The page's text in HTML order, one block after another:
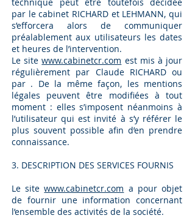
par le cabinet RICHARD et LEHMANN, qui
s’efforcera alors de communiquer
préalablement aux utilisateurs les dates
et heures de l’intervention.
Le sitewww.cabinetcr.com est mis à jour
régulièrement par Claude RICHARD ou
par . De la même façon, les mentions
légales peuvent être modifiées à tout
moment : elles s’imposent néanmoins à
l’utilisateur qui est invité à s’y référer le
plus souvent possible afin d’en prendre
connaissance.
3. DESCRIPTION DES SERVICES FOURNIS
Le sitewww.cabinetcr.com a pour objet
de fournir une information concernant
l’ensemble des activités de la société.